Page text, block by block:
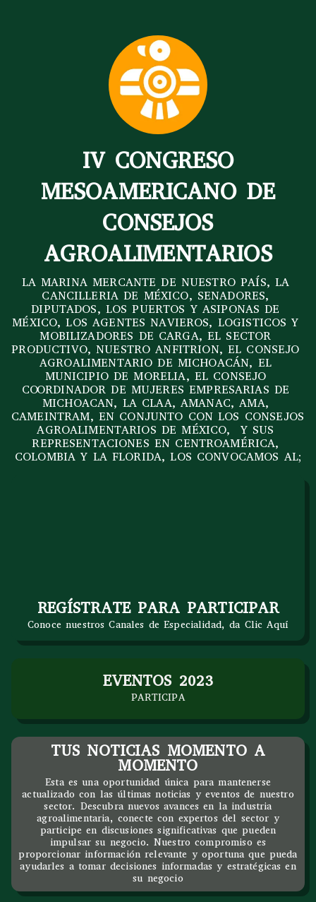
IV CONGRESO
MESOAMERICANO DE
CONSEJOS
AGROALIMENTARIOS
LA MARINA MERCANTE DE NUESTRO PAÍS, LA
CANCILLERIA DE MÉXICO, SENADORES,
DIPUTADOS, LOS PUERTOS Y ASIPONAS DE
MÉXICO, LOS AGENTES NAVIEROS, LOGISTICOS Y
MOBILIZADORES DE CARGA, EL SECTOR
PRODUCTIVO, NUESTRO ANFITRION, EL CONSEJO
AGROALIMENTARIO DE MICHOACÁN, EL
MUNICIPIO DE MORELIA, EL CONSEJO
COORDINADOR DE MUJERES EMPRESARIAS DE
MICHOACAN, LA CLAA, AMANAC, AMA,
CAMEINTRAM, EN CONJUNTO CON LOS CONSEJOS
AGROALIMENTARIOS DE MÉXICO,  Y SUS
REPRESENTACIONES EN CENTROAMÉRICA,
COLOMBIA Y LA FLORIDA, LOS CONVOCAMOS AL;
REGÍSTRATE PARA PARTICIPAR
Conoce nuestros Canales de Especialidad, da Clic Aquí
EVENTOS 2023
PARTICIPA
TUS NOTICIAS MOMENTO A
MOMENTO
Esta es una oportunidad única para mantenerse
actualizado con las últimas noticias y eventos de nuestro
sector. Descubra nuevos avances en la industria
agroalimentaria, conecte con expertos del sector y
participe en discusiones significativas que pueden
impulsar su negocio. Nuestro compromiso es
proporcionar información relevante y oportuna que pueda
ayudarles a tomar decisiones informadas y estratégicas en
su negocio